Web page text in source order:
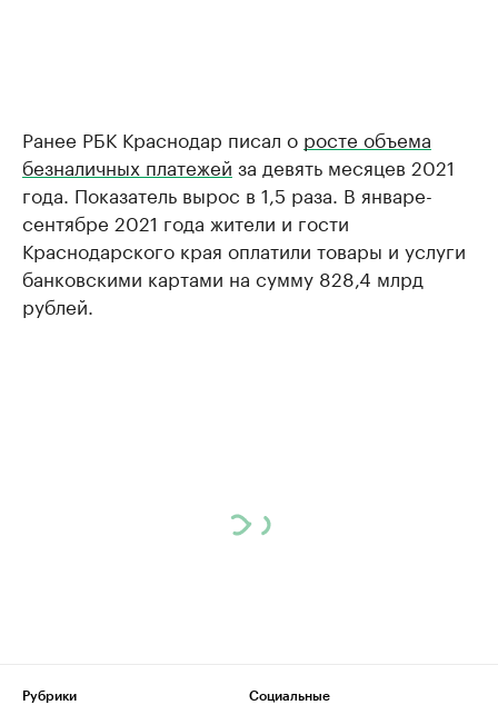
Ранее РБК Краснодар писал о росте объема
безналичных платежей за девять месяцев 2021
года. Показатель вырос в 1,5 раза. В январе-
сентябре 2021 года жители и гости
Краснодарского края оплатили товары и услуги
банковскими картами на сумму 828,4 млрд
рублей.
Рубрики
Социальные